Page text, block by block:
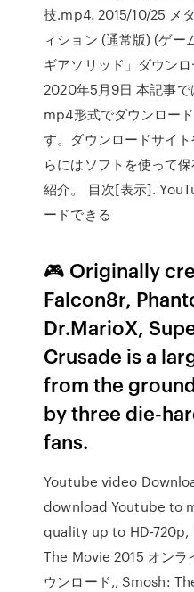
技.mp4. 2015/10/25 メ
ィション (通常版) (ゲー
ギアソリッド」ダウン
2020年5月9日 本記事
mp4形式でダウンロー
す。ダウンロードサイ
らにはソフトを使って
紹介。 目次[表示].
ードできる
🎮 Originally
Falcon8r,
Dr.MarioX,
Crusade is a
from the
by three die-
fans.
Youtube video
download Youtube to
quality up to HD-720p,
The Movie 2015 オンラ
ウンロード,, Smosh: